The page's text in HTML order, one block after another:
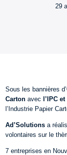
29
Sous les bannières d’
Carton avec l’IPC
l’Industrie Papier
Ad’Solutions a
volontaires sur le
7 entreprises en